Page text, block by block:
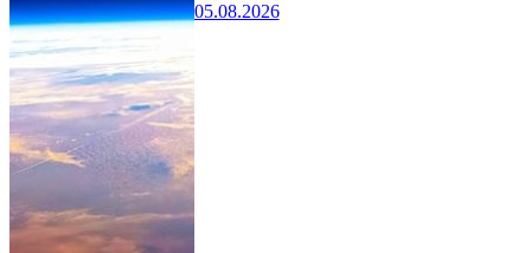
05.08.2026